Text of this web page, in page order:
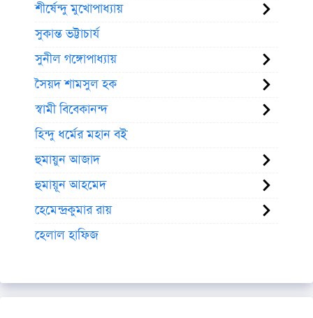
শীর্ষেন্দু মুখোপাধ্যায়
সুকান্ত ভট্টাচার্য
সুনীল গঙ্গোপাধ্যায়
সৈয়দ শামসুল হক
স্বামী বিবেকানন্দ
হিন্দু ধর্মের মহান বই
হুমায়ুন আজাদ
হুমায়ূন আহমেদ
হেমেন্দ্রকুমার রায়
হেলাল হাফিজ